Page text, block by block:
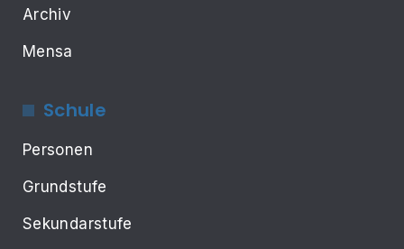
Archiv
Mensa
Schule
Personen
Grundstufe
Sekundarstufe